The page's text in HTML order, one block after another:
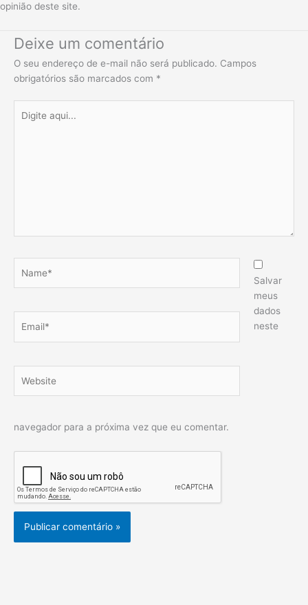
opinião deste site.
Deixe um comentário
O seu endereço de e-mail não será publicado. Campos
obrigatórios são marcados com *
aqui...
Salvar
meus
dados
neste
navegador para a próxima vez que eu comentar.